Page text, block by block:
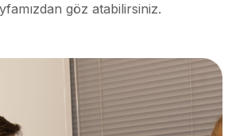
göz atabilirsiniz.